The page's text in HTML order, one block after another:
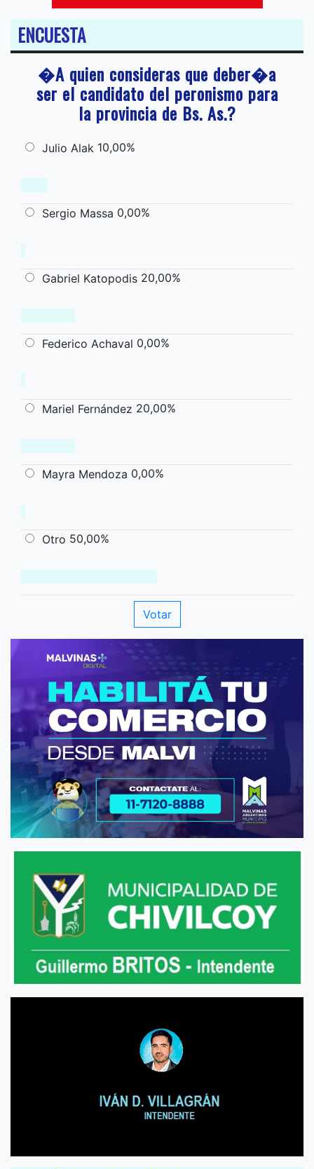
ENCUESTA
�A quien consideras que deber�a
ser el candidato del peronismo para
la provincia de Bs. As.?
Julio Alak 10,00%
Sergio Massa 0,00%
Gabriel Katopodis 20,00%
Federico Achaval 0,00%
Mariel Fernández 20,00%
Mayra Mendoza 0,00%
Otro 50,00%